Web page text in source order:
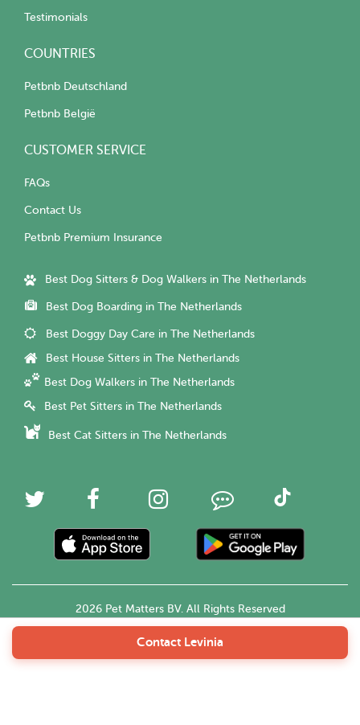
Contact Levinia
Testimonials
COUNTRIES
Petbnb Deutschland
Petbnb België
CUSTOMER SERVICE
FAQs
Contact Us
Petbnb Premium Insurance
Best Dog Sitters & Dog Walkers in The Netherlands
Best Dog Boarding in The Netherlands
Best Doggy Day Care in The Netherlands
Best House Sitters in The Netherlands
Best Dog Walkers in The Netherlands
Best Pet Sitters in The Netherlands
Best Cat Sitters in The Netherlands
2026 Pet Matters BV. All Rights Reserved